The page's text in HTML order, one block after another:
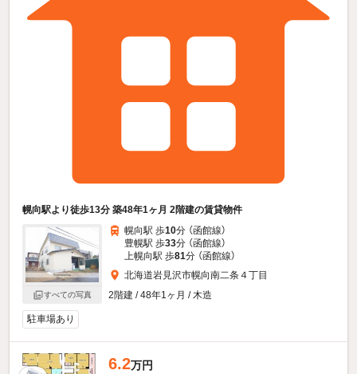
幌向駅より徒歩13分 築48年1ヶ月 2階建の賃貸物件
すべての写真
幌向駅 歩10分 （函館線）
豊幌駅 歩33分 （函館線）
上幌向駅 歩81分 （函館線）
北海道岩見沢市幌向南二条４丁目
2階建 / 48年1ヶ月 / 木造
駐車場あり
6.2万円